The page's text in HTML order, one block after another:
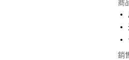
街
商
銷